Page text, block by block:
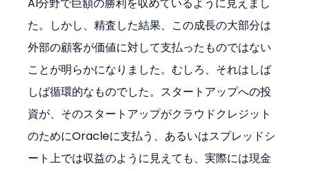
た。しかし、精査した結果、この成長の大部分は
外部の顧客が価値に対して支払ったものではない
ことが明らかになりました。むしろ、それはしば
しば循環的なものでした。スタートアップへの投
資が、そのスタートアップがクラウドクレジット
のためにOracleに支払う、あるいはスプレッドシ
ート上では収益のように見えても、実際には現金